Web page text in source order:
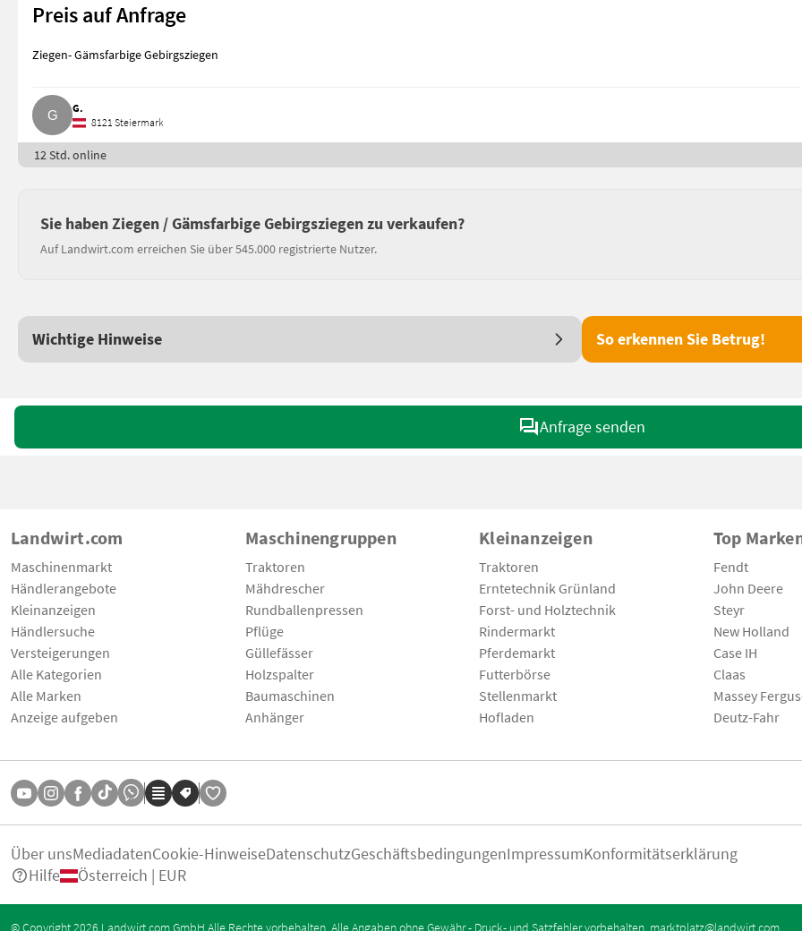
Preis auf Anfrage
Ziegen- Gämsfarbige Gebirgsziegen
G.
8121 Steiermark
12 Std. online
Sie haben Ziegen / Gämsfarbige Gebirgsziegen zu verkaufen?
Auf Landwirt.com erreichen Sie über 545.000 registrierte Nutzer.
Wichtige Hinweise So erkennen Sie Betrug!
Anfrage senden
Landwirt.com
Maschinenmarkt
Händlerangebote
Kleinanzeigen
Händlersuche
Versteigerungen
Alle Kategorien
Alle Marken
Anzeige aufgeben
Maschinengruppen
Traktoren
Mähdrescher
Rundballenpressen
Pflüge
Güllefässer
Holzspalter
Baumaschinen
Anhänger
Kleinanzeigen
Traktoren
Erntetechnik Grünland
Forst- und Holztechnik
Rindermarkt
Pferdemarkt
Futterbörse
Stellenmarkt
Hofladen
Top
Fendt
John Deere
Steyr
New Holland
Case IH
Claas
Massey
Deutz-Fahr
Über unsMediadatenCookie-HinweiseDatenschutzGeschäftsbedingungenImpressumKonformitätserklärung
Hilfe
Österreich | EUR
© Copyright 2026 Landwirt.com GmbH Alle Rechte vorbehalten. Alle Angaben ohne Gewähr - Druck- und Satzfehler vorbehalten. marktplatz@landwirt.com